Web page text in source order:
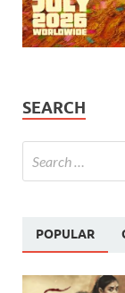
SEARCH
POPULAR